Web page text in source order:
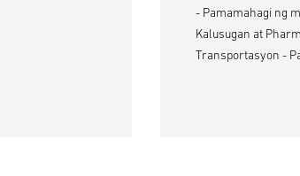
- Pamamahagi ng
Kalusugan at
Transportasyon -